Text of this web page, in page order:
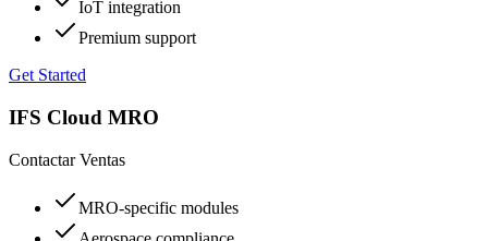
IoT integration
Premium support
Get Started
IFS Cloud MRO
Contactar Ventas
MRO-specific modules